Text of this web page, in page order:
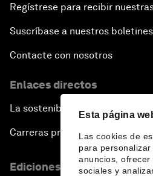
Esta página
Las cookies de
para
anuncios,
sociales y
Regístrese para recibir
Suscríbase a nuestros boletines
Contacte con nosotros
Enlaces directos
La sostenibilidad en el Foro
Carreras profesionales
Ediciones en otros idiomas